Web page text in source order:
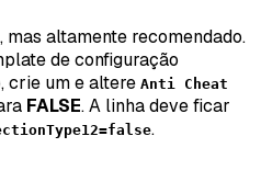
mas altamente recomendado.
de configuração
crie um e altere Anti Cheat
FALSE. A linha deve ficar
.